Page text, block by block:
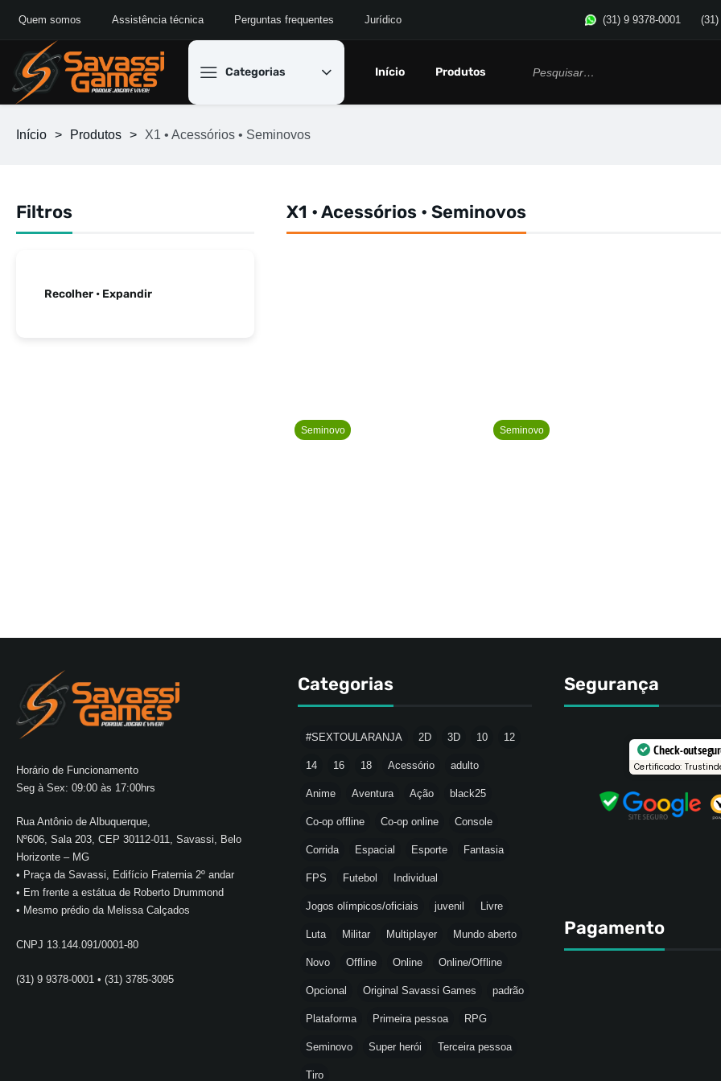
(31) 9 9378-0001 (31)
Quem somos Assistência técnica Perguntas frequentes Jurídico
Categorias Início Produtos
Início > Produtos > X1 • Acessórios • Seminovos
X1 • Acessórios • Seminovos
Seminovo Seminovo
Filtros
Recolher • Expandir
Horário de Funcionamento
Seg à Sex: 09:00 às 17:00hrs
Rua Antônio de Albuquerque,
Nº606, Sala 203, CEP 30112-011, Savassi, Belo
Horizonte – MG
• Praça da Savassi, Edifício Fraternia 2º andar
• Em frente a estátua de Roberto Drummond
• Mesmo prédio da Melissa Calçados
CNPJ 13.144.091/0001-80
(31) 9 9378-0001 • (31) 3785-3095
Categorias
#SEXTOULARANJA 2D 3D 10 12
14 16 18 Acessório adulto
Anime Aventura Ação black25
Co-op offline Co-op online Console
Corrida Espacial Esporte Fantasia
FPS Futebol Individual
Jogos olímpicos/oficiais juvenil Livre
Luta Militar Multiplayer Mundo aberto
Novo Offline Online Online/Offline
Opcional Original Savassi Games padrão
Plataforma Primeira pessoa RPG
Seminovo Super herói Terceira pessoa
Tiro
Segurança
Check-out
Certificado:
Pagamento